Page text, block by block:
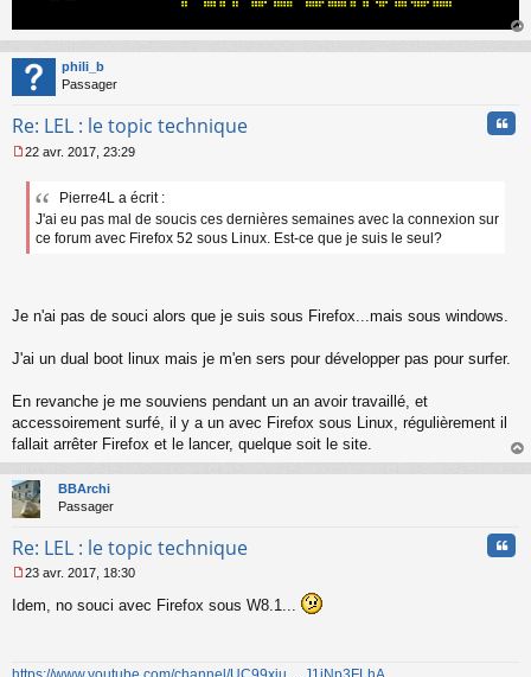
au
phili_b
Passager
Re: LEL : le topic technique
e
g
n
u
22 avr. 2017, 23:29
Pierre4L a écrit :
J'ai eu pas mal de soucis ces dernières semaines avec la connexion sur
ce forum avec Firefox 52 sous Linux. Est-ce que je suis le seul?
Je n'ai pas de souci alors que je suis sous Firefox...mais sous windows.
J'ai un dual boot linux mais je m'en sers pour développer pas pour surfer.
En revanche je me souviens pendant un an avoir travaillé, et
accessoirement surfé, il y a un avec Firefox sous Linux, régulièrement il
fallait arrêter Firefox et le lancer, quelque soit le site.
au
BBArchi
Passager
Re: LEL : le topic technique
e
23 avr. 2017, 18:30
Idem, no souci avec Firefox sous W8.1...